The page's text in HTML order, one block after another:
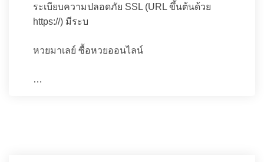
ระเบียบความปลอดภัย SSL (URL ขึ้นต้นด้วย
https://) มีระบ
หวยมาเลย์ ซื้อหวยออนไลน์
…